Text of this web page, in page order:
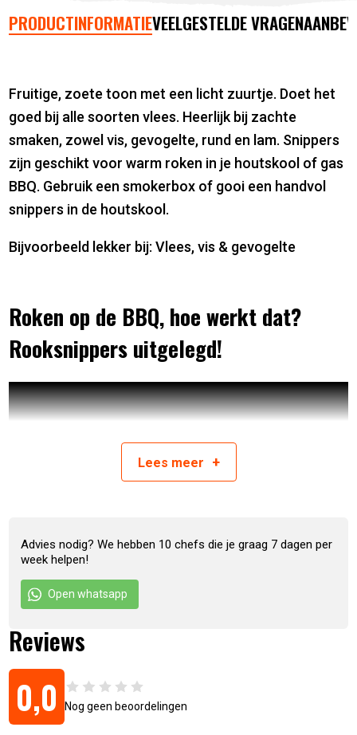
PRODUCTINFORMATIEVEELGESTELDE VRAGEN
Fruitige, zoete toon met een licht zuurtje. Doet het
goed bij alle soorten vlees. Heerlijk bij zachte
smaken, zowel vis, gevogelte, rund en lam. Snippers
zijn geschikt voor warm roken in je houtskool of gas
BBQ. Gebruik een smokerbox of gooi een handvol
snippers in de houtskool.
Bijvoorbeeld lekker bij: Vlees, vis & gevogelte
Roken op de BBQ, hoe werkt dat?
Rooksnippers uitgelegd!
Artikelnummer: 7436913098071
Lees meer +
Advies nodig? We hebben 10 chefs die je graag 7 dagen per
week helpen!
Open whatsapp
Reviews
0,0 Nog geen beoordelingen